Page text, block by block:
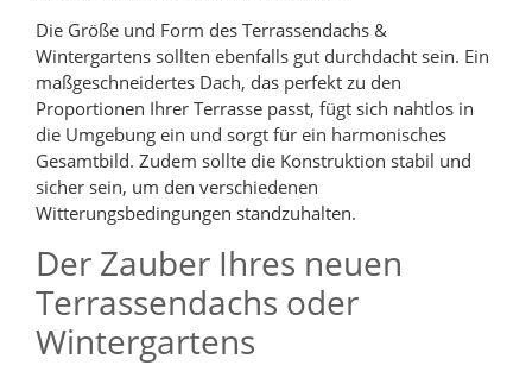
Die Größe und Form des Terrassendachs &
Wintergartens sollten ebenfalls gut durchdacht sein. Ein
maßgeschneidertes Dach, das perfekt zu den
Proportionen Ihrer Terrasse passt, fügt sich nahtlos in
die Umgebung ein und sorgt für ein harmonisches
Gesamtbild. Zudem sollte die Konstruktion stabil und
sicher sein, um den verschiedenen
Witterungsbedingungen standzuhalten.
Der Zauber Ihres neuen
Terrassendachs oder
Wintergartens